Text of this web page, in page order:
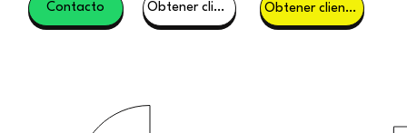
Contacto Obtener clientes potenciales Obtener clientes potenciales